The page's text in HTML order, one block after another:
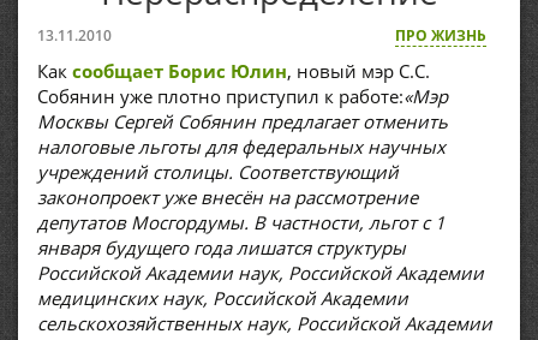
13.11.2010 ПРО ЖИЗНЬ
Как сообщает Борис Юлин, новый мэр С.С.
Собянин уже плотно приступил к работе:«Мэр
Москвы Сергей Собянин предлагает отменить
налоговые льготы для федеральных научных
учреждений столицы. Соответствующий
законопроект уже внесён на рассмотрение
депутатов Мосгордумы. В частности, льгот с 1
января будущего года лишатся структуры
Российской Академии наук, Российской Академии
медицинских наук, Российской Академии
сельскохозяйственных наук, Российской Академии